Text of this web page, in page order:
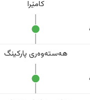
کامێرا
هەستەوەری پارکینگ